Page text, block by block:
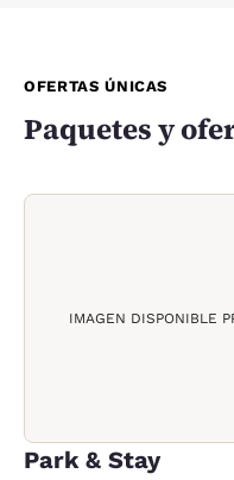
OFERTAS ÚNICAS
Paquetes y
IMAGEN DISPONIBLE
Park & Stay